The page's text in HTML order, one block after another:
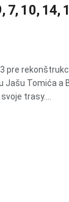
7, 10, 14,
pre
Jašu Tomića a
trasy....